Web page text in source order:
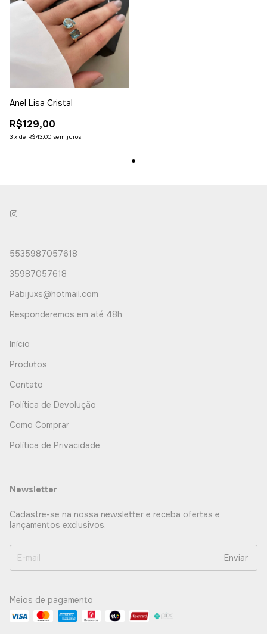
Anel Lisa Cristal
R$129,00
3 x de R$43,00 sem juros
5535987057618
35987057618
Pabijuxs@hotmail.com
Responderemos em até 48h
Início
Produtos
Contato
Política de Devolução
Como Comprar
Política de Privacidade
Newsletter
Cadastre-se na nossa newsletter e receba ofertas e
lançamentos exclusivos.
Meios de pagamento